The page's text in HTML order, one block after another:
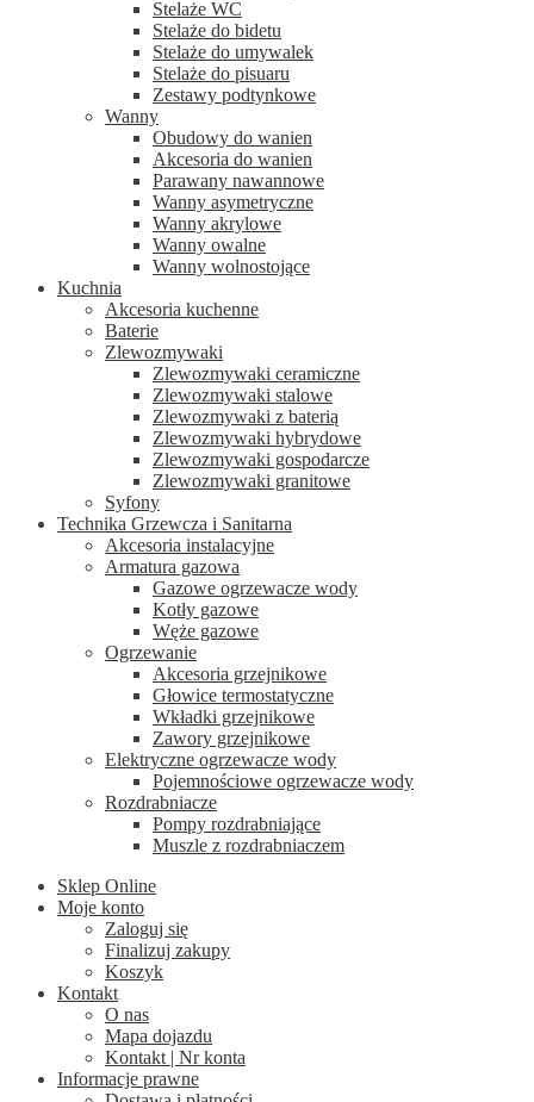
Stelaże WC
Stelaże do bidetu
Stelaże do umywalek
Stelaże do pisuaru
Zestawy podtynkowe
Wanny
Obudowy do wanien
Akcesoria do wanien
Parawany nawannowe
Wanny asymetryczne
Wanny akrylowe
Wanny owalne
Wanny wolnostojące
Kuchnia
Akcesoria kuchenne
Baterie
Zlewozmywaki
Zlewozmywaki ceramiczne
Zlewozmywaki stalowe
Zlewozmywaki z baterią
Zlewozmywaki hybrydowe
Zlewozmywaki gospodarcze
Zlewozmywaki granitowe
Syfony
Technika Grzewcza i Sanitarna
Akcesoria instalacyjne
Armatura gazowa
Gazowe ogrzewacze wody
Kotły gazowe
Węże gazowe
Ogrzewanie
Akcesoria grzejnikowe
Głowice termostatyczne
Wkładki grzejnikowe
Zawory grzejnikowe
Elektryczne ogrzewacze wody
Pojemnościowe ogrzewacze wody
Rozdrabniacze
Pompy rozdrabniające
Muszle z rozdrabniaczem
Sklep Online
Moje konto
Zaloguj się
Finalizuj zakupy
Koszyk
Kontakt
O nas
Mapa dojazdu
Kontakt | Nr konta
Informacje prawne